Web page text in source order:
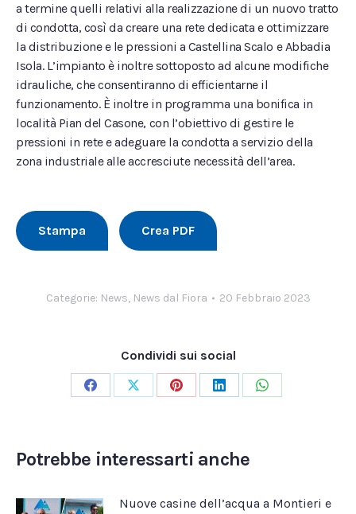
a termine quelli relativi alla realizzazione di un nuovo tratto
di condotta, così da creare una rete dedicata e ottimizzare
la distribuzione e le pressioni a Castellina Scalo e Abbadia
Isola. L’impianto è inoltre sottoposto ad alcune modifiche
idrauliche, che consentiranno di efficientarne il
funzionamento. È inoltre in programma una bonifica in
località Pian del Casone, con l’obiettivo di gestire le
pressioni in rete e adeguare la condotta a servizio della
zona industriale alle accresciute necessità dell’area.
Stampa Crea PDF
Categorie: News, News dal Fiora 20 Febbraio 2023
Condividi sui social
CondividiCondividiCondividiCondividiCondividi
Potrebbe interessarti anche
Nuove casine dell’acqua a Montieri e